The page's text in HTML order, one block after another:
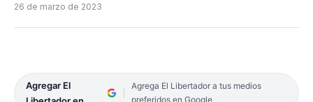
26 de marzo de 2023
Agregar El
Agrega El Libertador a tus medios
preferidos en Google